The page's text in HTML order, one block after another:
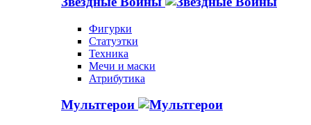
Фигурки
Статуэтки
Техника
Мечи и маски
Атрибутика
Мультгерои